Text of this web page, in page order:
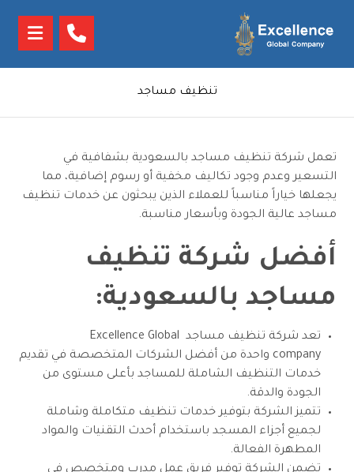
تنظيف مساجد
تعمل شركة تنظيف مساجد بالسعودية بشفافية في
التسعير وعدم وجود تكاليف مخفية أو رسوم إضافية، مما
يجعلها خياراً مناسباً للعملاء الذين يبحثون عن خدمات تنظيف
مساجد عالية الجودة وبأسعار مناسبة.
أفضل شركة تنظيف
مساجد بالسعودية:
تعد شركة تنظيف مساجد Excellence Global
company واحدة من أفضل الشركات المتخصصة في تقديم
خدمات التنظيف الشاملة للمساجد بأعلى مستوى من
الجودة والدقة.
تتميز الشركة بتوفير خدمات تنظيف متكاملة وشاملة
لجميع أجزاء المسجد باستخدام أحدث التقنيات والمواد
المطهرة الفعالة.